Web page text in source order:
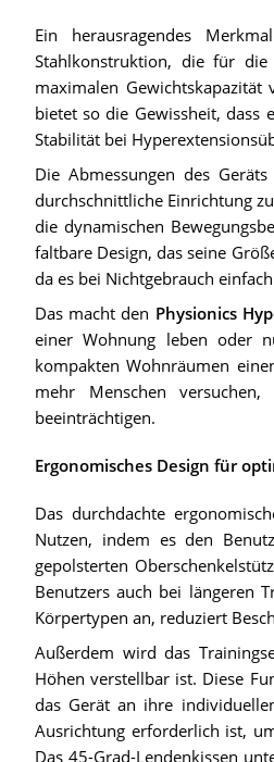
Ein herausragendes
Stahlkonstruktion, die für
maximalen
bietet so die Gewissheit, dass
Stabilität bei
Die Abmessungen des
durchschnittliche Einrichtung
die dynamischen
faltbare Design, das seine
da es bei Nichtgebrauch
Das macht den Physionics
einer Wohnung leben oder
kompakten Wohnräumen
mehr Menschen
beeinträchtigen.
Ergonomisches Design für
Das durchdachte
Nutzen, indem es den
gepolsterten
Benutzers auch bei längeren
Körpertypen an, reduziert
Außerdem wird das
Höhen verstellbar ist. Diese
das Gerät an ihre
Ausrichtung erforderlich ist,
Das 45-Grad-Lendenkissen